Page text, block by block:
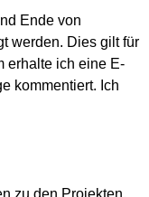
Ende von
werden. Dies gilt für
erhalte ich eine E-
kommentiert. Ich
zu den Projekten,